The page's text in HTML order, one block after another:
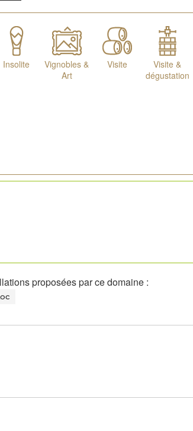
Insolite
Vignobles &
Art
Visite
Visite &
dégustation
proposées par ce domaine :